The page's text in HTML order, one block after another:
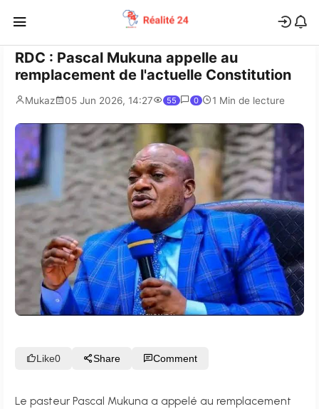
RDC : Pascal Mukuna appelle au
remplacement de l'actuelle Constitution
Mukaz 05 Jun 2026, 14:27 55 0 1 Min de lecture
Like0 Share Comment
Le pasteur Pascal Mukuna a appelé au remplacement